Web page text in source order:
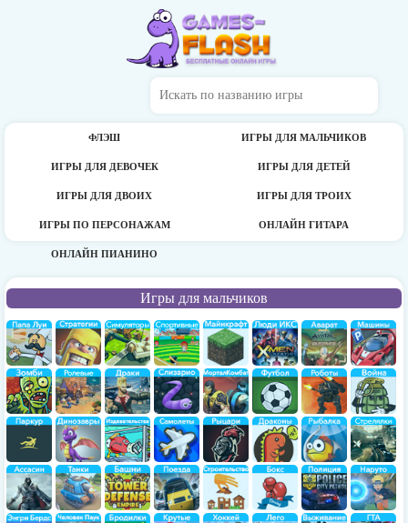
ФЛЭШ ИГРЫ ДЛЯ МАЛЬЧИКОВ
ИГРЫ ДЛЯ ДЕВОЧЕК ИГРЫ ДЛЯ ДЕТЕЙ
ИГРЫ ДЛЯ ДВОИХ ИГРЫ ДЛЯ ТРОИХ
ИГРЫ ПО ПЕРСОНАЖАМ ОНЛАЙН ГИТАРА
ОНЛАЙН ПИАНИНО
Игры для мальчиков